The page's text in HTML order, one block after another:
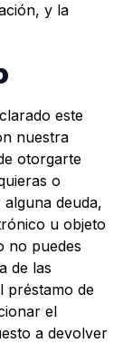
y la
este
nuestra
otorgarte
o
deuda,
u objeto
no puedes
de las
préstamo de
el
a devolver